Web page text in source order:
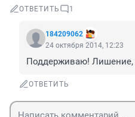
ОТВЕТИТЬ 1
184209062
24 октября 2014, 12:23
Поддерживаю! Лишение,
ОТВЕТИТЬ